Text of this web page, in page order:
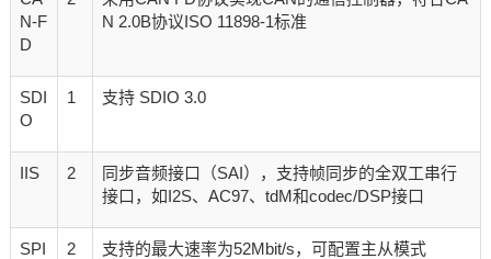
N-F
D
N 2.0B协议ISO 11898-1标准
SDI
O
1 支持 SDIO 3.0
IIS 2
同步音频接口（SAI），支持帧同步的全双工串行
接口，如I2S、AC97、tdM和codec/DSP接口
SPI 2 支持的最大速率为52Mbit/s，可配置主从模式